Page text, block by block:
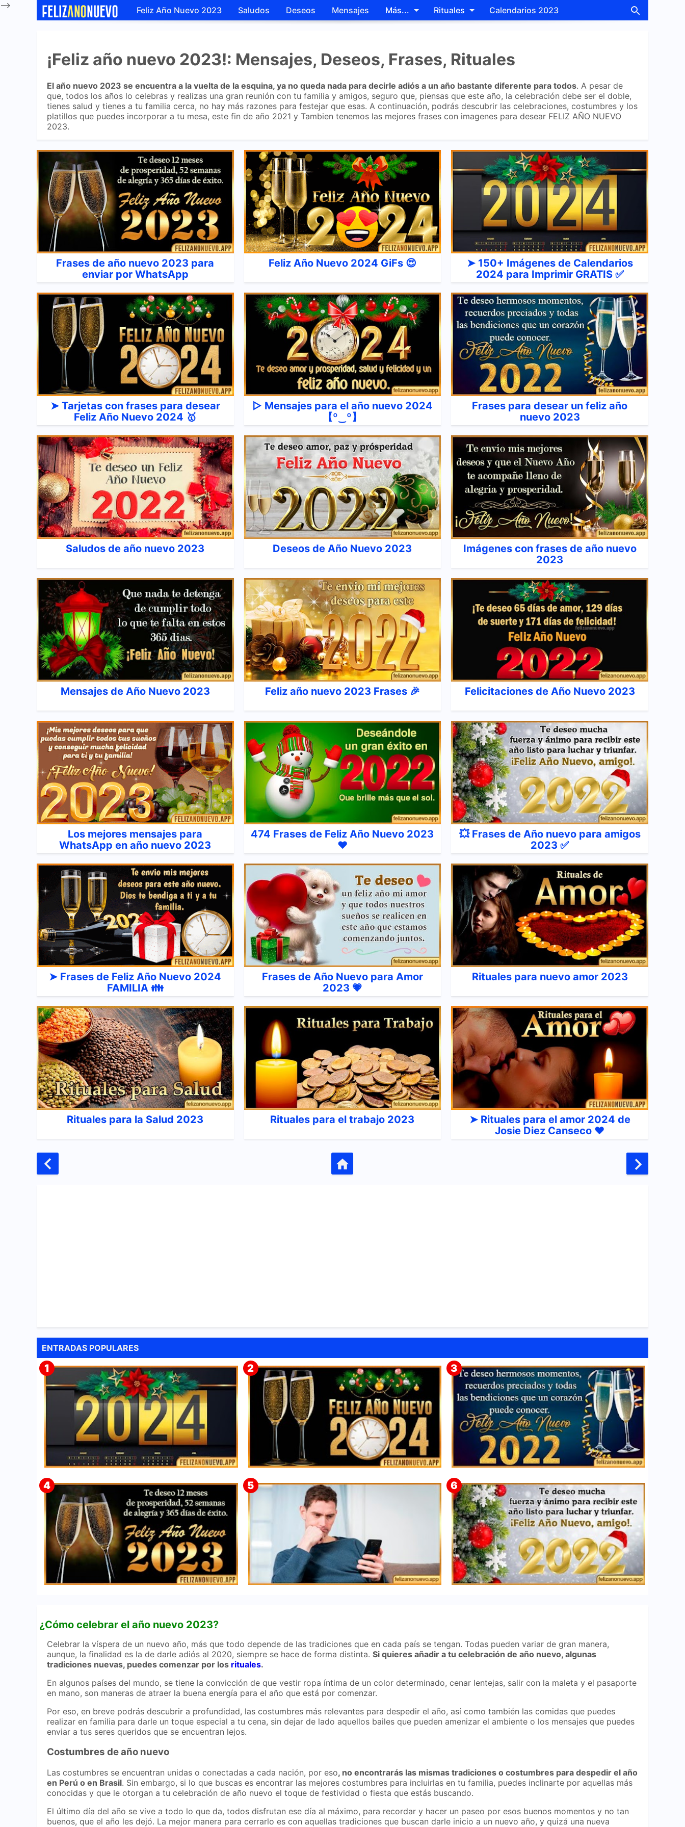
-->
Skip to main content
Feliz Año Nuevo 2023 Saludos Deseos Mensajes Más... Rituales Calendarios 2023
¡Feliz año nuevo 2023!: Mensajes, Deseos, Frases, Rituales
El año nuevo 2023 se encuentra a la vuelta de la esquina, ya no queda nada para decirle adiós a un año bastante diferente para todos. A pesar de
que, todos los años lo celebras y realizas una gran reunión con tu familia y amigos, seguro que, piensas que este año, la celebración debe ser el doble,
tienes salud y tienes a tu familia cerca, no hay más razones para festejar que esas. A continuación, podrás descubrir las celebraciones, costumbres y los
platillos que puedes incorporar a tu mesa, este fin de año 2021 y Tambien tenemos las mejores frases con imagenes para desear FELIZ AÑO NUEVO
2023.
Frases de año nuevo 2023 para
enviar por WhatsApp
Feliz Año Nuevo 2024 GiFs 😍
➤ 150+ Imágenes de Calendarios
2024 para Imprimir GRATIS ✅
➤ Tarjetas con frases para desear
Feliz Año Nuevo 2024 🥇
▷ Mensajes para el año nuevo 2024
【º‿º】
Frases para desear un feliz año
nuevo 2023
Saludos de año nuevo 2023 Deseos de Año Nuevo 2023
Imágenes con frases de año nuevo
2023
Mensajes de Año Nuevo 2023 Feliz año nuevo 2023 Frases 🎉 Felicitaciones de Año Nuevo 2023
Los mejores mensajes para
WhatsApp en año nuevo 2023
474 Frases de Feliz Año Nuevo 2023
❤️
💥 Frases de Año nuevo para amigos
2023 ✅
➤ Frases de Feliz Año Nuevo 2024
FAMILIA 👪
Frases de Año Nuevo para Amor
2023 💗
Rituales para nuevo amor 2023
Rituales para la Salud 2023 Rituales para el trabajo 2023
➤ Rituales para el amor 2024 de
Josie Diez Canseco ❤️
ENTRADAS POPULARES
➤ 150+ Imágenes de Calendarios 2024 para
Imprimir GRATIS ✅
➤ Tarjetas con frases para desear Feliz Año
Nuevo 2024 🥇
Frases para desear un feliz año nuevo 2023
WhatsApp
recuperar a tu ex)
💥 Frases de Año nuevo para amigos 2023 ✅
¿Cómo celebrar el año nuevo 2023?
Celebrar la víspera de un nuevo año, más que todo depende de las tradiciones que en cada país se tengan. Todas pueden variar de gran manera,
aunque, la finalidad es la de darle adiós al 2020, siempre se hace de forma distinta. Si quieres añadir a tu celebración de año nuevo, algunas
tradiciones nuevas, puedes comenzar por los rituales.
En algunos países del mundo, se tiene la convicción de que vestir ropa íntima de un color determinado, cenar lentejas, salir con la maleta y el pasaporte
en mano, son maneras de atraer la buena energía para el año que está por comenzar.
Por eso, en breve podrás descubrir a profundidad, las costumbres más relevantes para despedir el año, así como también las comidas que puedes
realizar en familia para darle un toque especial a tu cena, sin dejar de lado aquellos bailes que pueden amenizar el ambiente o los mensajes que puedes
enviar a tus seres queridos que se encuentran lejos.
Costumbres de año nuevo
Las costumbres se encuentran unidas o conectadas a cada nación, por eso, no encontrarás las mismas tradiciones o costumbres para despedir el año
en Perú o en Brasil. Sin embargo, si lo que buscas es encontrar las mejores costumbres para incluirlas en tu familia, puedes inclinarte por aquellas más
conocidas y que le otorgan a tu celebración de año nuevo el toque de festividad o fiesta que estás buscando.
El último día del año se vive a todo lo que da, todos disfrutan ese día al máximo, para recordar y hacer un paseo por esos buenos momentos y no tan
buenos, que el año les dejó. La mejor manera para cerrarlo es con aquellas tradiciones que buscan darle inicio a un nuevo año, y quizá una nueva